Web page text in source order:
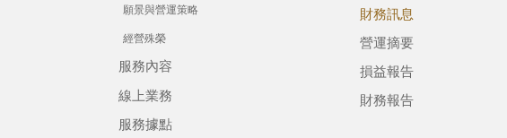
願景與營運策略
經營殊榮
服務內容
線上業務
服務據點
財務訊息
營運摘要
損益報告
財務報告